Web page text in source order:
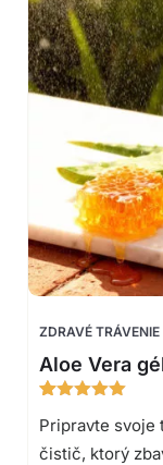
ZDRAVÉ TRÁVENIE
Aloe Vera
4.97z 5
na základe
zákazníckych
Pripravte svoje
čistič, ktorý